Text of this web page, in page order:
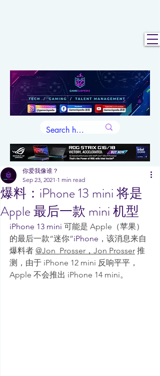
爆料：iPhone 13 mini 将是
Apple 最后一款 mini 机型
你爱我像谁？
Sep 23, 2021 1 min read
iPhone 13 mini 可能是 Apple（苹果）
的最后一款“迷你”iPhone ，该消息来自
爆料者 @Jon_Prosser ， Jon Prosser 推
测，由于 iPhone 12 mini 反响平平，
Apple 不会推出 iPhone 14 mini。